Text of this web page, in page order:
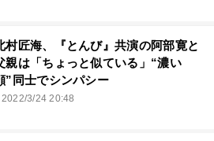
村匠海、『とんび』共演の阿部寛と
親は「ちょっと似ている」“濃い
”同士でシンパシー
2022/3/24 20:48